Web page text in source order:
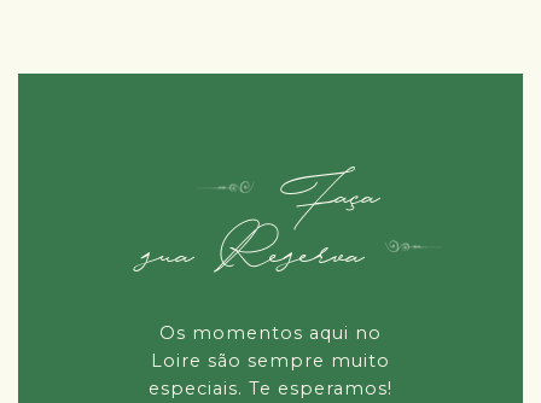
Faça
sua Reserva
Os momentos aqui no
Loire são sempre muito
especiais. Te esperamos!